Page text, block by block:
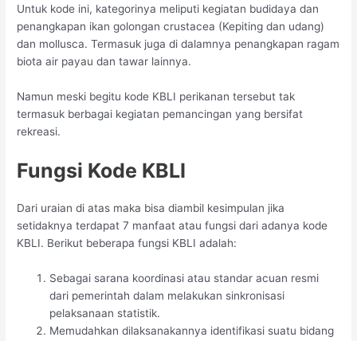
Untuk kode ini, kategorinya meliputi kegiatan budidaya dan
penangkapan ikan golongan crustacea (Kepiting dan udang)
dan mollusca. Termasuk juga di dalamnya penangkapan ragam
biota air payau dan tawar lainnya.
Namun meski begitu kode KBLI perikanan tersebut tak
termasuk berbagai kegiatan pemancingan yang bersifat
rekreasi.
Fungsi Kode KBLI
Dari uraian di atas maka bisa diambil kesimpulan jika
setidaknya terdapat 7 manfaat atau fungsi dari adanya kode
KBLI. Berikut beberapa fungsi KBLI adalah:
Sebagai sarana koordinasi atau standar acuan resmi
dari pemerintah dalam melakukan sinkronisasi
pelaksanaan statistik.
Memudahkan dilaksanakannya identifikasi suatu bidang